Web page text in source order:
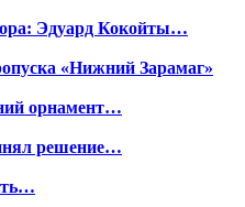
Эдуард Кокойты…
«Нижний Зарамаг»
орнамент…
решение…